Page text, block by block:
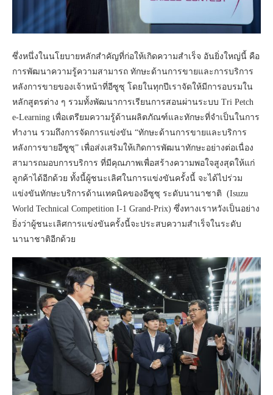
ซึ่งหนึ่งในนโยบายหลักสำคัญที่ก่อให้เกิดความสำเร็จ อันยิ่งใหญ่นี้ คือ
การพัฒนาความรู้ความสามารถ ทักษะด้านการขายและการบริการ
หลังการขายของเจ้าหน้าที่อีซูซุ โดยในทุกปีเราจัดให้มีการอบรมใน
หลักสูตรต่าง ๆ รวมทั้งพัฒนาการเรียนการสอนผ่านระบบ Tri Petch
e-Learning เพื่อเตรียมความรู้ด้านผลิตภัณฑ์และทักษะที่จำเป็นในการ
ทำงาน รวมถึงการจัดการแข่งขัน “ทักษะด้านการขายและบริการ
หลังการขายอีซูซุ” เพื่อส่งเสริมให้เกิดการพัฒนาทักษะอย่างต่อเนื่อง
สามารถมอบการบริการ ที่มีคุณภาพเพื่อสร้างความพอใจสูงสุดให้แก่
ลูกค้าได้อีกด้วย ทั้งนี้ผู้ชนะเลิศในการแข่งขันครั้งนี้ จะได้ไปร่วม
แข่งขันทักษะบริการด้านเทคนิคของอีซูซุ ระดับนานาชาติ (Isuzu
World Technical Competition I-1 Grand-Prix) ซึ่งทางเราหวังเป็นอย่าง
ยิ่งว่าผู้ชนะเลิศการแข่งขันครั้งนี้จะประสบความสำเร็จในระดับ
นานาชาติอีกด้วย